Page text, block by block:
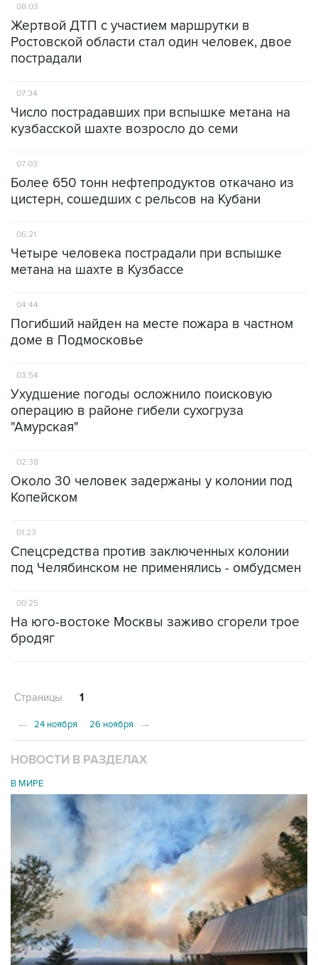
08:03
Жертвой ДТП с участием маршрутки в
Ростовской области стал один человек, двое
пострадали
07:34
Число пострадавших при вспышке метана на
кузбасской шахте возросло до семи
07:03
Более 650 тонн нефтепродуктов откачано из
цистерн, сошедших с рельсов на Кубани
06:21
Четыре человека пострадали при вспышке
метана на шахте в Кузбассе
04:44
Погибший найден на месте пожара в частном
доме в Подмосковье
03:54
Ухудшение погоды осложнило поисковую
операцию в районе гибели сухогруза
"Амурская"
02:38
Около 30 человек задержаны у колонии под
Копейском
01:23
Спецсредства против заключенных колонии
под Челябинском не применялись - омбудсмен
00:25
На юго-востоке Москвы заживо сгорели трое
бродяг
Страницы 1
← 24 ноября 26 ноября →
НОВОСТИ В РАЗДЕЛАХ
В МИРЕ